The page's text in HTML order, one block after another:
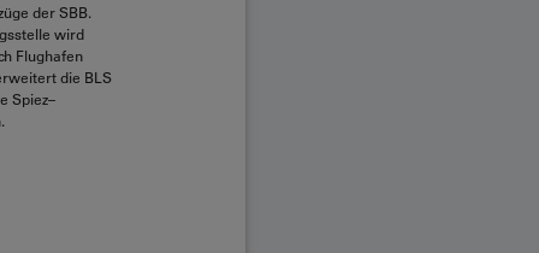
der SBB.
wird
Flughafen
die BLS
Spiez–